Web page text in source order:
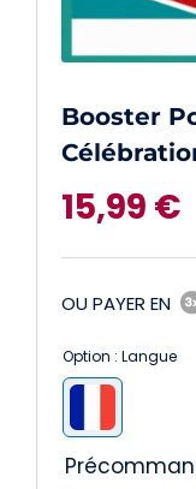
Booster
15,99 €
OU PAYER EN
Option : Langue